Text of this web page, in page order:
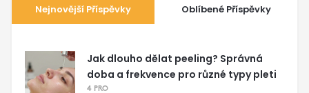
Nejnovější Příspěvky Oblíbené Příspěvky
Jak dlouho dělat peeling? Správná
doba a frekvence pro různé typy pleti
4 PRO